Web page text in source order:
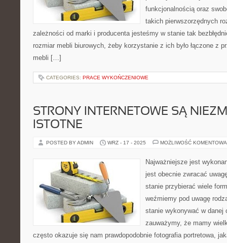
funkcjonalnością oraz
takich pierwszorzędnych
zależności od marki i producenta jesteśmy w stanie tak
rozmiar mebli biurowych, żeby korzystanie z ich było łączone z
mebli […]
CATEGORIES: PRACE WYKOŃCZENIOWE
STRONY INTERNETOWE SĄ
ISTOTNE
POSTED BY ADMIN WRZ - 17 - 2025 MOŻLIWOŚĆ
Najważniejsze jest
jest obecnie zwracać
stanie przybierać wiele
weźmiemy pod uwagę
stanie wykonywać w danej
zauważymy, że mamy
często okazuje się nam prawdopodobnie fotografia portretowa,